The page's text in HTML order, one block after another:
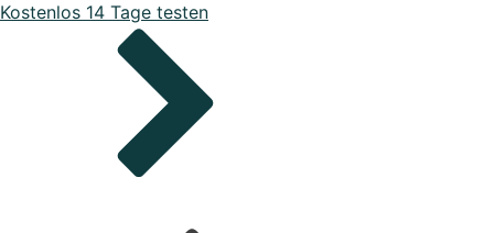
Organisiere deine Aufträge in Überischtlichen
Onboarding Pakete
Kostenlos 14 Tage testen